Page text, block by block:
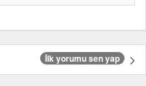
İlk yorumu sen yap